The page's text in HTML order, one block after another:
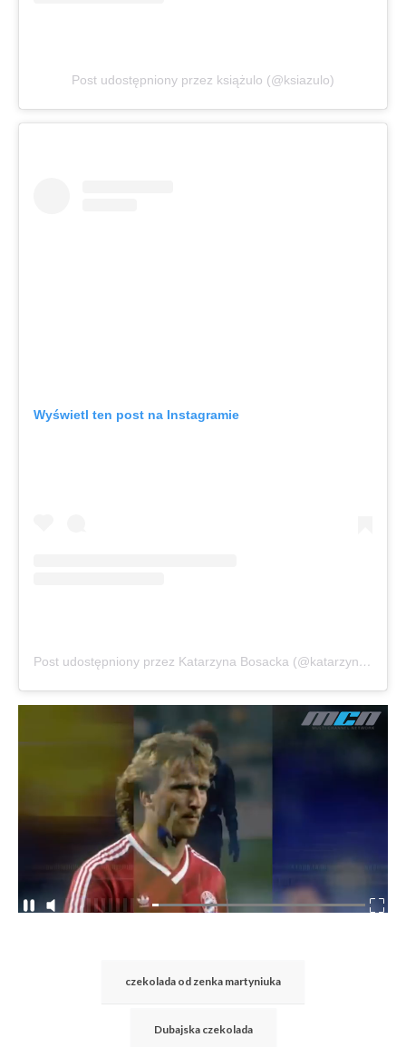
Post udostępniony przez książulo (@ksiazulo)
Wyświetl ten post na Instagramie
Post udostępniony przez Katarzyna Bosacka (@katarzynabosacka)
czekolada od zenka martyniuka
Dubajska czekolada